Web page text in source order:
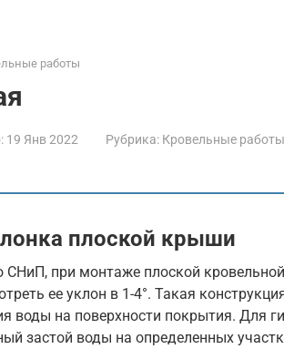
работы
19 Янв 2022 Рубрика: Кровельные работы
плоской крыши
СНиП, при монтаже плоской
ее уклон в 1-4°. Такая
воды на поверхности покрытия. Для
застой воды на определенных